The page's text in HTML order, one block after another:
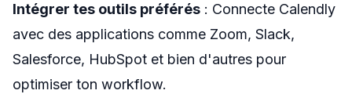
Intégrer tes outils préférés : Connecte Calendly
avec des applications comme Zoom, Slack,
Salesforce, HubSpot et bien d'autres pour
optimiser ton workflow.